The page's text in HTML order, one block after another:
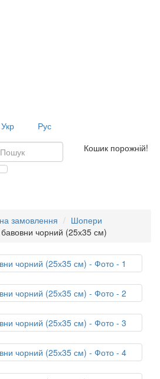
Укр
Рус
Кошик порожній!
замовлення
Шопери
чорний (25х35 см)